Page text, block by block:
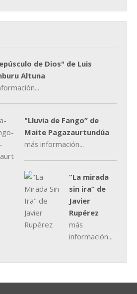
de Dios" de Luis
Altuna
"Lluvia de Fango” de
Maite Pagazaurtundúa
más información...
“La mirada
sin ira” de
Javier
Rupérez
más
información...